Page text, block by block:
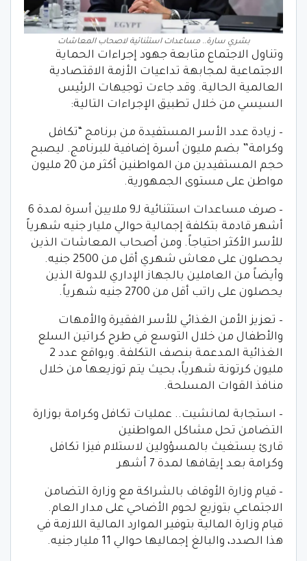
بشري سارة.. ‎مساعدات استثنائية لاصحاب المعاشات
وتناول الاجتماع متابعة جهود إجراءات الحماية
الاجتماعية لمجابهة تداعيات الأزمة الاقتصادية
العالمية الحالية. وقد جاءت توجيهات الرئيس
السيسي من خلال تطبيق الإجراءات التالية:
– زيادة عدد الأسر المستفيدة من برنامج “تكافل
وكرامة” بضم مليون أسرة إضافية للبرنامج. ليصبح
حجم المستفيدين من المواطنين أكثر من 20 مليون
مواطن على مستوى الجمهورية.
– صرف مساعدات استثنائية لـ9 ملايين أسرة لمدة 6
أشهر قادمة بتكلفة إجمالية حوالي مليار جنيه شهرياً
للأسر الأكثر احتياجاً. ومن أصحاب المعاشات الذين
يحصلون على معاش شهري أقل من 2500 جنيه.
وأيضاً من العاملين بالجهاز الإداري للدولة الذين
يحصلون على راتب أقل من 2700 جنيه شهرياً.
– تعزيز الأمن الغذائي للأسر الفقيرة والأمهات
والأطفال من خلال التوسع في طرح كراتين السلع
الغذائية المدعمة بنصف التكلفة. وبواقع عدد 2
مليون كرتونة شهرياً، بحيث يتم توزيعها من خلال
منافذ القوات المسلحة.
– استجابة لمانشيت.. عمليات تكافل وكرامة بوزارة
التضامن تحل مشاكل المواطنين
قارئ يستغيث بالمسؤولين لاستلام فيزا تكافل
وكرامة بعد إيقافها لمدة 7 أشهر
– قيام وزارة الأوقاف بالشراكة مع وزارة التضامن
الاجتماعي بتوزيع لحوم الأضاحي على مدار العام.
قيام وزارة المالية بتوفير الموارد المالية اللازمة في
هذا الصدد، والبالغ إجماليها حوالي 11 مليار جنيه.